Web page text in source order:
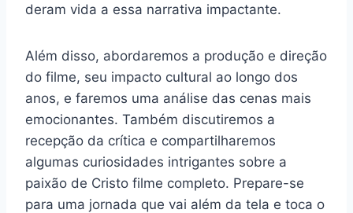
deram vida a essa narrativa impactante.
Além disso, abordaremos a produção e direção
do filme, seu impacto cultural ao longo dos
anos, e faremos uma análise das cenas mais
emocionantes. Também discutiremos a
recepção da crítica e compartilharemos
algumas curiosidades intrigantes sobre a
paixão de Cristo filme completo. Prepare-se
para uma jornada que vai além da tela e toca o